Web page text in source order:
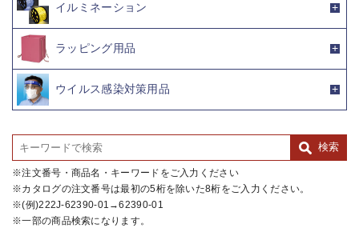
イルミネーション
ラッピング用品
ウイルス感染対策用品
注文番号・商品名・キーワードをご入力ください
カタログの注文番号は最初の5桁を除いた8桁をご入力ください。
(例)222J-62390-01→62390-01
一部の商品検索になります。